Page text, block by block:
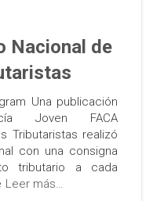
Nacional de
Una publicación
Joven FACA
Tributaristas realizó
con una consigna
tributario a cada
Leer más…